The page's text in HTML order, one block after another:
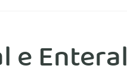
e Enteral